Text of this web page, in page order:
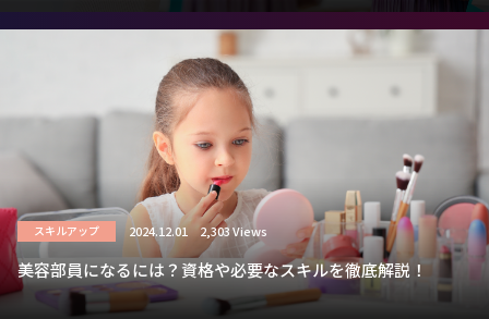
スキルアップ 2024.12.01 2,303 Views
美容部員になるには？資格や必要なスキルを徹底解説！